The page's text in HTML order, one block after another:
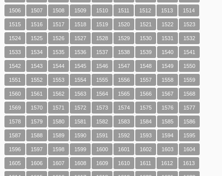
1506 1507 1508 1509 1510 1511 1512 1513 1514
1515 1516 1517 1518 1519 1520 1521 1522 1523
1524 1525 1526 1527 1528 1529 1530 1531 1532
1533 1534 1535 1536 1537 1538 1539 1540 1541
1542 1543 1544 1545 1546 1547 1548 1549 1550
1551 1552 1553 1554 1555 1556 1557 1558 1559
1560 1561 1562 1563 1564 1565 1566 1567 1568
1569 1570 1571 1572 1573 1574 1575 1576 1577
1578 1579 1580 1581 1582 1583 1584 1585 1586
1587 1588 1589 1590 1591 1592 1593 1594 1595
1596 1597 1598 1599 1600 1601 1602 1603 1604
1605 1606 1607 1608 1609 1610 1611 1612 1613